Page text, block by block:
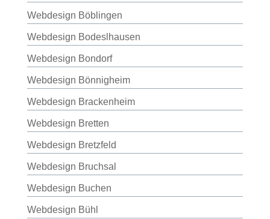
Webdesign Böblingen
Webdesign Bodeslhausen
Webdesign Bondorf
Webdesign Bönnigheim
Webdesign Brackenheim
Webdesign Bretten
Webdesign Bretzfeld
Webdesign Bruchsal
Webdesign Buchen
Webdesign Bühl